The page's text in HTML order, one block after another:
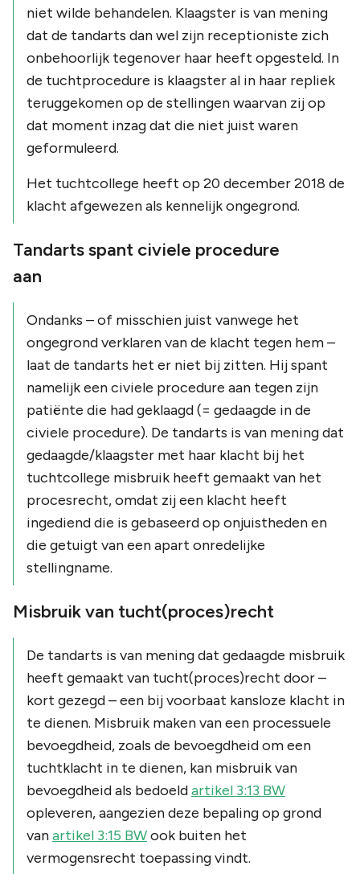
niet wilde behandelen. Klaagster is van mening
dat de tandarts dan wel zijn receptioniste zich
onbehoorlijk tegenover haar heeft opgesteld. In
de tuchtprocedure is klaagster al in haar repliek
teruggekomen op de stellingen waarvan zij op
dat moment inzag dat die niet juist waren
geformuleerd.
Het tuchtcollege heeft op 20 december 2018 de
klacht afgewezen als kennelijk ongegrond.
Tandarts spant civiele procedure
aan
Ondanks – of misschien juist vanwege het
ongegrond verklaren van de klacht tegen hem –
laat de tandarts het er niet bij zitten. Hij spant
namelijk een civiele procedure aan tegen zijn
patiënte die had geklaagd (= gedaagde in de
civiele procedure). De tandarts is van mening dat
gedaagde/klaagster met haar klacht bij het
tuchtcollege misbruik heeft gemaakt van het
procesrecht, omdat zij een klacht heeft
ingediend die is gebaseerd op onjuistheden en
die getuigt van een apart onredelijke
stellingname.
Misbruik van tucht(proces)recht
De tandarts is van mening dat gedaagde misbruik
heeft gemaakt van tucht(proces)recht door –
kort gezegd – een bij voorbaat kansloze klacht in
te dienen. Misbruik maken van een processuele
bevoegdheid, zoals de bevoegdheid om een
tuchtklacht in te dienen, kan misbruik van
bevoegdheid als bedoeldartikel 3:13 BW
opleveren, aangezien deze bepaling op grond
vanartikel 3:15 BWook buiten het
vermogensrecht toepassing vindt.